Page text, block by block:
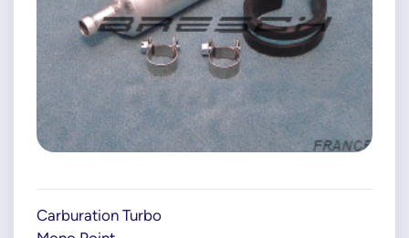
Carburation Turbo